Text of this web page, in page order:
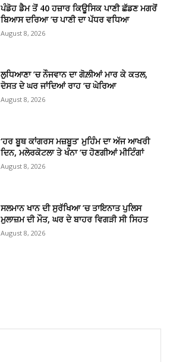
ਪੰਡੋਹ ਡੈਮ ਤੋਂ 40 ਹਜ਼ਾਰ ਕਿਊਸਿਕ ਪਾਣੀ ਛੱਡਣ ਮਗਰੋਂ
ਬਿਆਸ ਦਰਿਆ ’ਚ ਪਾਣੀ ਦਾ ਪੱਧਰ ਵਧਿਆ
August 8, 2026
ਲੁਧਿਆਣਾ ’ਚ ਨੌਜਵਾਨ ਦਾ ਗੋਲ਼ੀਆਂ ਮਾਰ ਕੇ ਕਤਲ,
ਦੋਸਤ ਦੇ ਘਰ ਜਾਂਦਿਆਂ ਰਾਹ ’ਚ ਘੇਰਿਆ
August 8, 2026
‘ਹਰ ਬੂਥ ਕਾਂਗਰਸ ਮਜ਼ਬੂਤ’ ਮੁਹਿੰਮ ਦਾ ਅੱਜ ਆਖਰੀ
ਦਿਨ, ਮਲੇਰਕੋਟਲਾ ਤੇ ਖੰਨਾ ’ਚ ਹੋਣਗੀਆਂ ਮੀਟਿੰਗਾਂ
August 8, 2026
ਸਲਮਾਨ ਖਾਨ ਦੀ ਸੁਰੱਖਿਆ ’ਚ ਤਾਇਨਾਤ ਪੁਲਿਸ
ਮੁਲਾਜ਼ਮ ਦੀ ਮੌਤ, ਘਰ ਦੇ ਬਾਹਰ ਵਿਗੜੀ ਸੀ ਸਿਹਤ
August 8, 2026